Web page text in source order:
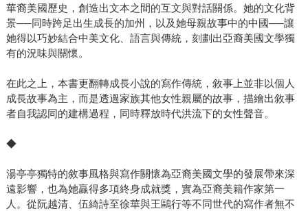
華裔美國歷史，創造出文本之間的互文與對話關係。她的文化背
景──同時跨足出生成長的加州，以及她母親故事中的中國──讓
她得以巧妙結合中美文化、語言與傳統，刻劃出亞裔美國文學獨
有的況味與關懷。
在此之上，本書更翻轉成長小說的寫作傳統，敘事上並非以個人
成長故事為主，而是透過家族其他女性親屬的故事，描繪出敘事
者自我認同的建構過程，同時釋放時代洪流下的女性聲音。
◆
湯亭亭獨特的敘事風格與寫作關懷為亞裔美國文學的發展帶來深
遠影響，也為她贏得多項終身成就獎，實為亞裔美籍作家第一
人。從阮越清、伍綺詩至徐華與王鷗行等不同世代的寫作者無不